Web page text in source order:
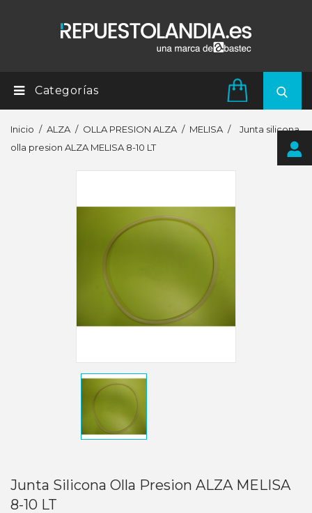
Categorías
Inicio ALZA OLLA PRESION ALZA MELISA
Junta silicona
olla presion ALZA MELISA 8-10 LT
Junta Silicona Olla Presion ALZA MELISA
8-10 LT